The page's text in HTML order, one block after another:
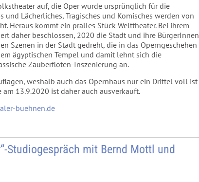
auf, die Oper wurde ursprünglich für die
und Lächerliches, Tragisches und Komisches werden von
Heraus kommt ein pralles Stück Welttheater. Bei ihrem
daher beschlossen, 2020 die Stadt und ihre BürgerInnen
Szenen in der Stadt gedreht, die in das Operngeschehen
ägyptischen Tempel und damit lehnt sich die
Zauberflöten-Inszenierung an.
weshalb auch das Opernhaus nur ein Drittel voll ist
13.9.2020 ist daher auch ausverkauft.
buehnen.de
Studiogespräch mit Bernd Mottl und